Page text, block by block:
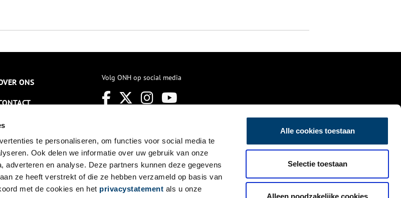
te personaliseren, om functies voor social media te
Ook delen we informatie over uw gebruik van onze
adverteren en analyse. Deze partners kunnen deze gegevens
ze heeft verstrekt of die ze hebben verzameld op basis van
met de cookies en het privacystatement als u onze
Alle cookies toestaan
Selectie toestaan
Alleen noodzakelijke cookies
ONS Volg ONH op social media